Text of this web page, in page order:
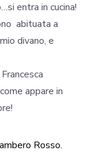
entra in cucina!
abituata a
divano, e
appare in